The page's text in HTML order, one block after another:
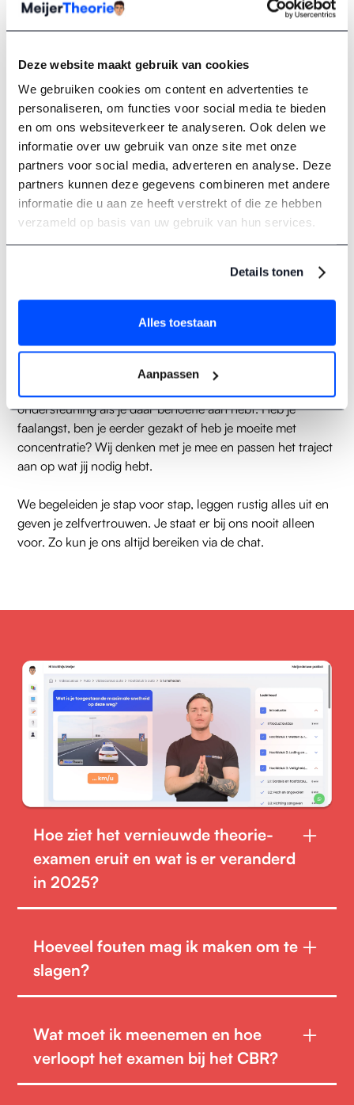
Deze website maakt gebruik van cookies
We gebruiken cookies om content en advertenties te
personaliseren, om functies voor social media te bieden
en om ons websiteverkeer te analyseren. Ook delen we
informatie over uw gebruik van onze site met onze
partners voor social media, adverteren en analyse. Deze
partners kunnen deze gegevens combineren met andere
informatie die u aan ze heeft verstrekt of die ze hebben
verzameld op basis van uw gebruik van hun services.
Details tonen
Alles toestaan
Aanpassen
betaald
Er zijn veel websites waar je gratis een auto theorie
proefexamen kunt maken. Dat is prima om te starten of om
even te testen waar je staat. Maar let op, vaak zijn deze
vragen verouderd, of niet opgesteld volgens het nieuwste
CBR format.
Bij Meijer Theorie krijg je toegang tot honderden actuele
oefenvragen, direct gekoppeld aan de onderwerpen zoals
het CBR ze toetst. Alles is up to date, helder uitgelegd en
Persoonlijke begeleiding als jij dat
nodig hebt
Iedere leerling leert anders en niet iedereen vindt leren
ondersteuning als je daar behoefte aan hebt. Heb je
faalangst, ben je eerder gezakt of heb je moeite met
concentratie? Wij denken met je mee en passen het traject
aan op wat jij nodig hebt.
We begeleiden je stap voor stap, leggen rustig alles uit en
geven je zelfvertrouwen. Je staat er bij ons nooit alleen
voor. Zo kun je ons altijd bereiken via de chat.
Hoe ziet het vernieuwde theorie-
examen eruit en wat is er veranderd
in 2025?
afzonderlijke onderdelen (gevaarherkenning, kennis
en inzicht), krijg je nu 50 vragen in één doorlopend
examen. De indeling is geïntegreerd, met animaties in
realistischer weer te geven
Hoeveel fouten mag ik maken om te
slagen?
fouten toegestaan)
Wat moet ik meenemen en hoe
verloopt het examen bij het CBR?